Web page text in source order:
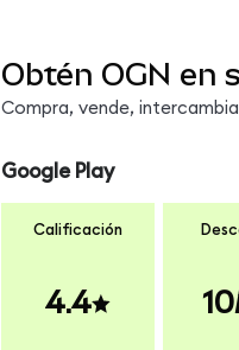
Obtén OGN en
Compra, vende,
Google Play
Calificación
4.4